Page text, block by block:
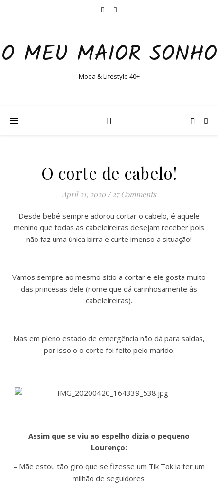
O MEU MAIOR SONHO
Moda & Lifestyle 40+
O corte de cabelo!
April 21, 2020 / 27 Comments
Desde bebé sempre adorou cortar o cabelo, é aquele
menino que todas as cabeleireiras desejam receber pois
não faz uma única birra e curte imenso a situação!
Vamos sempre ao mesmo sítio a cortar e ele gosta muito
das princesas dele (nome que dá carinhosamente ás
cabeleireiras).
Mas em pleno estado de emergência não dá para saídas,
por isso o o corte foi feito pelo marido.
Assim que se viu ao espelho dizia o pequeno
Lourenço:
– Mãe estou tão giro que se fizesse um Tik Tok ia ter um
milhão de seguidores.